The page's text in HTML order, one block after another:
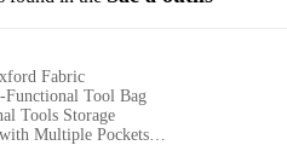
Fabric
Tool Bag
Tools Storage
Multiple Pockets